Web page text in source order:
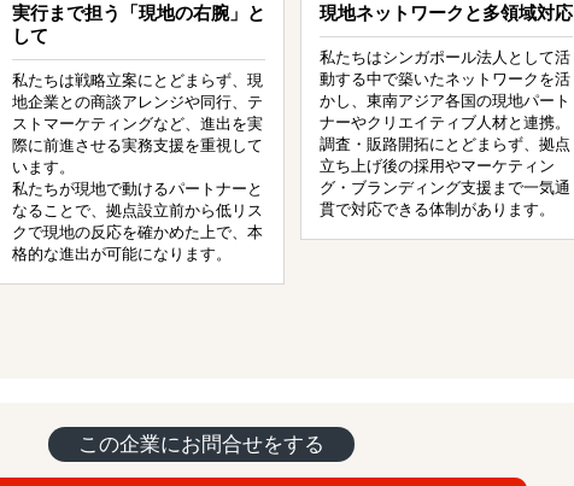
実行まで担う「現地の右腕」と
して
私たちは戦略立案にとどまらず、現
地企業との商談アレンジや同行、テ
ストマーケティングなど、進出を実
際に前進させる実務支援を重視して
います。
私たちが現地で動けるパートナーと
なることで、拠点設立前から低リス
クで現地の反応を確かめた上で、本
格的な進出が可能になります。
現地ネットワークと多領域対応
私たちはシンガポール法人として活
動する中で築いたネットワークを活
かし、東南アジア各国の現地パート
ナーやクリエイティブ人材と連携。
調査・販路開拓にとどまらず、拠点
立ち上げ後の採用やマーケティン
グ・ブランディング支援まで一気通
貫で対応できる体制があります。
この企業にお問合せをする